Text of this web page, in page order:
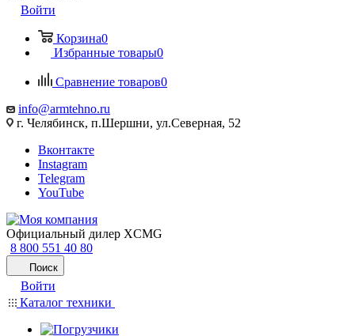
Войти
Корзина0
Избранные товары0
Сравнение товаров0
info@armtehno.ru
г. Челябинск, п.Шершни, ул.Северная, 52
Вконтакте
Instagram
Telegram
YouTube
Официальный дилер XCMG
8 800 551 40 80
Поиск
Войти
Каталог техники